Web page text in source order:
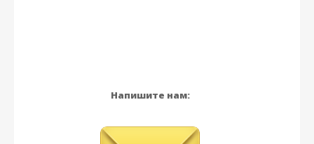
Напишите нам: